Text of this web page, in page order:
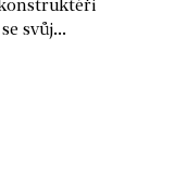
svůj...